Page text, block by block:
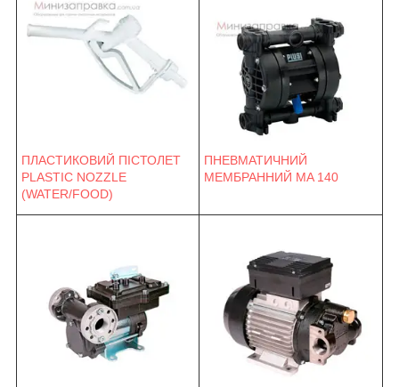
ПЛАСТИКОВИЙ ПІСТОЛЕТ
PLASTIC NOZZLE
(WATER/FOOD)
ПНЕВМАТИЧНИЙ
МЕМБРАННИЙ MA 140